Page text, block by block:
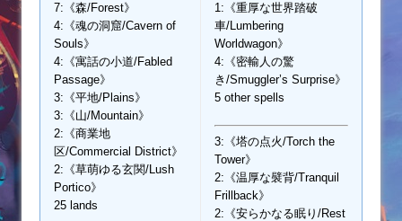
7:《森/Forest》
4:《魂の洞窟/Cavern of
Souls》
4:《寓話の小道/Fabled
Passage》
3:《平地/Plains》
3:《山/Mountain》
2:《商業地
区/Commercial District》
2:《草萌ゆる玄関/Lush
Portico》
25 lands
1:《重厚な世界踏破
車/Lumbering
Worldwagon》
4:《密輸人の驚
き/Smuggler’s Surprise》
5 other spells
3:《塔の点火/Torch the
Tower》
2:《温厚な襞背/Tranquil
Frillback》
2:《安らかなる眠り/Rest